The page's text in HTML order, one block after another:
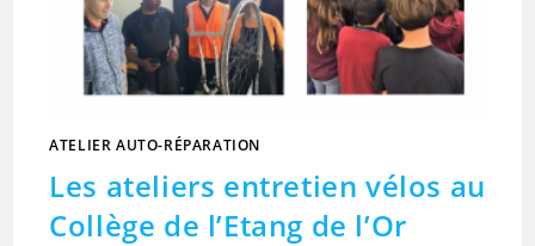
ATELIER AUTO-RÉPARATION
Les ateliers entretien vélos au
Collège de l’Etang de l’Or